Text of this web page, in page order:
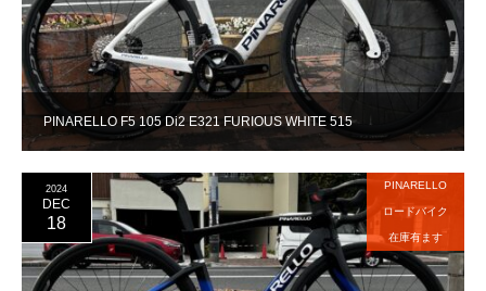
PINARELLO F5 105 Di2 E321 FURIOUS WHITE 515
2024
DEC
18
PINARELLO
ロードバイク
在庫有ます